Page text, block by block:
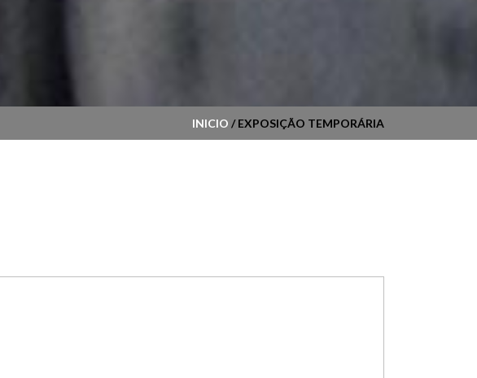
INICIO / EXPOSIÇÃO TEMPORÁRIA